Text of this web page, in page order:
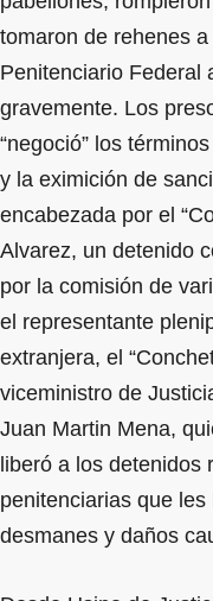
tomaron de rehenes
Penitenciario Federal
gravemente. Los
“negoció” los
y la eximición de
encabezada por el
Alvarez, un detenido
por la comisión de
el representante
extranjera, el
viceministro de
Juan Martin Mena,
liberó a los detenidos
penitenciarias que
desmanes y daños